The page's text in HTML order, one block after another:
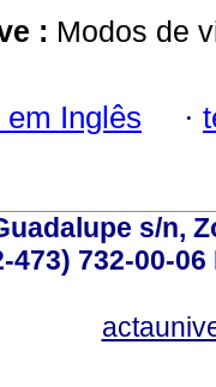
: Modos de
Inglês ·
s/n,
473) 732-00-